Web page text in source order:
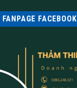
FANPAGE FACEBOOK